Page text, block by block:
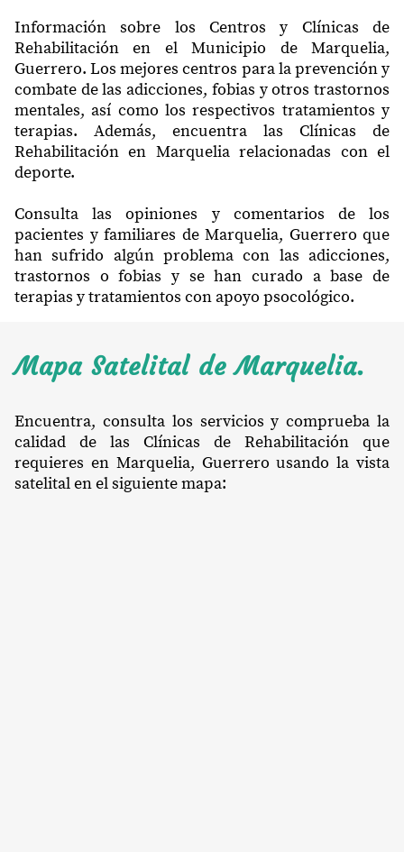
Información sobre los Centros y Clínicas de
Rehabilitación en el Municipio de Marquelia,
Guerrero. Los mejores centros para la prevención y
combate de las adicciones, fobias y otros trastornos
mentales, así como los respectivos tratamientos y
terapias. Además, encuentra las Clínicas de
Rehabilitación en Marquelia relacionadas con el
deporte.
Consulta las opiniones y comentarios de los
pacientes y familiares de Marquelia, Guerrero que
han sufrido algún problema con las adicciones,
trastornos o fobias y se han curado a base de
terapias y tratamientos con apoyo psocológico.
Mapa Satelital de Marquelia.
Encuentra, consulta los servicios y comprueba la
calidad de las Clínicas de Rehabilitación que
requieres en Marquelia, Guerrero usando la vista
satelital en el siguiente mapa: